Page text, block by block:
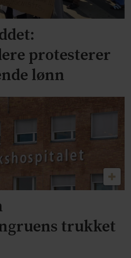
protesterer
lønn
trukket